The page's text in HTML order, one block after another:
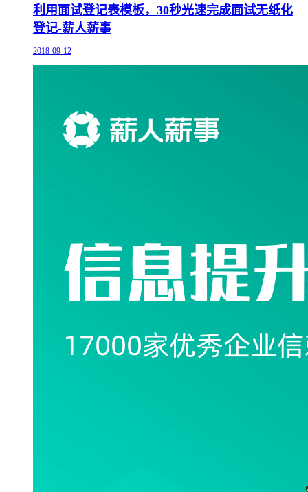
利用面试登记表模板，30秒光速完成面试无纸化
登记-薪人薪事
2018-09-12